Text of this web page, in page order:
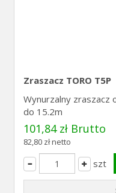
Zraszacz TORO T5P
Wynurzalny zraszacz
do 15.2m
101,84 zł Brutto
82,80 zł netto
szt